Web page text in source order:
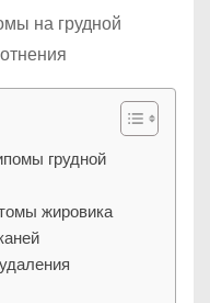
грудной
жировика